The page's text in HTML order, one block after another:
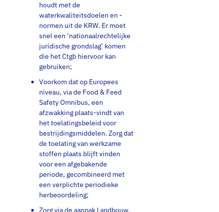
houdt met de
waterkwaliteitsdoelen en -
normen uit de KRW. Er moet
snel een ‘nationaalrechtelijke
juridische grondslag’ komen
die het Ctgb hiervoor kan
gebruiken;
Voorkom dat op Europees
niveau, via de Food & Feed
Safety Omnibus, een
afzwakking plaats-vindt van
het toelatingsbeleid voor
bestrijdingsmiddelen. Zorg dat
de toelating van werkzame
stoffen plaats blijft vinden
voor een afgebakende
periode, gecombineerd met
een verplichte periodieke
herbeoordeling;
Zorg via de aanpak Landbouw,